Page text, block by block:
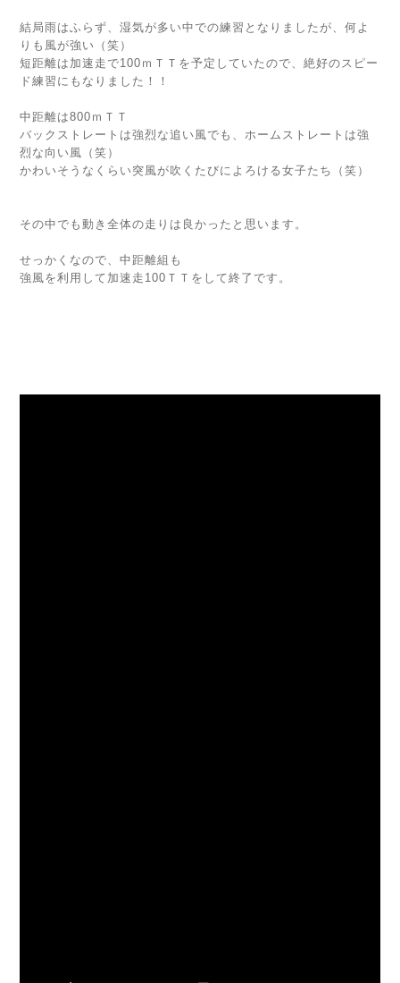
結局雨はふらず、湿気が多い中での練習となりましたが、何よ
りも風が強い（笑）
短距離は加速走で100ｍＴＴを予定していたので、絶好のスピー
ド練習にもなりました！！
中距離は800ｍＴＴ
バックストレートは強烈な追い風でも、ホームストレートは強
烈な向い風（笑）
かわいそうなくらい突風が吹くたびによろける女子たち（笑）
その中でも動き全体の走りは良かったと思います。
せっかくなので、中距離組も
強風を利用して加速走100ＴＴをして終了です。